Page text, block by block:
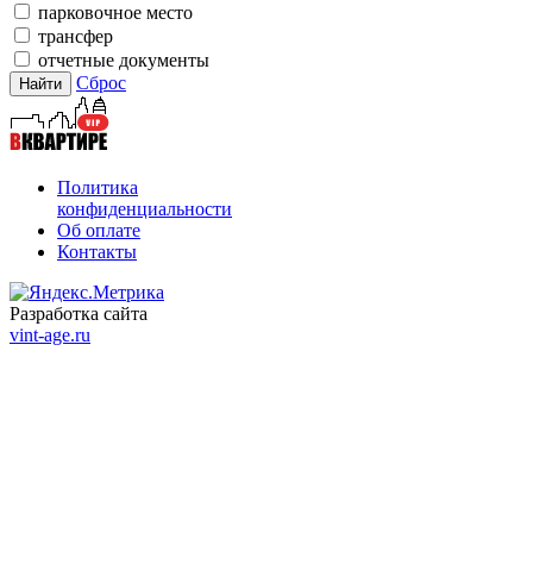
парковочное место
трансфер
отчетные документы
Сброс
Политика
конфиденциальности
Об оплате
Контакты
Разработка сайта
vint-age.ru